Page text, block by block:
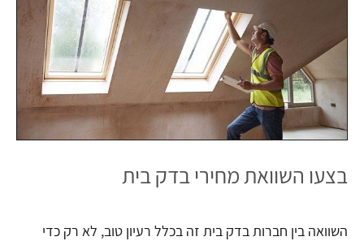
בצעו השוואת מחירי בדק בית
השוואה בין חברות בדק בית זה בכלל רעיון טוב, לא רק כדי